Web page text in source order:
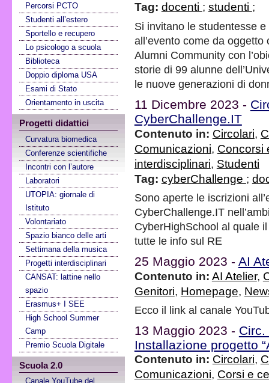
Percorsi PCTO
Studenti all’estero
Sportello e recupero
Lo psicologo a scuola
Biblioteca
Doppio diploma USA
Esami di Stato
Orientamento in uscita
Progetti didattici
Curvatura biomedica
Conferenze scientifiche
Incontri con l’autore
Laboratori
UTOPIA: giornale di
Istituto
Volontariato
Spazio bianco delle arti
Settimana della musica
Progetti interdisciplinari
CANSAT: lattine nello
spazio
Erasmus+ I SEE
High School Summer
Camp
Premio Scuola Digitale
Scuola 2.0
Canale YouTube del
Tag: docenti ; studenti ;
Si invitano le studentesse
all’evento come da
Alumni Community con
storie di 99 alunne
le nuove generazioni di
11 Dicembre 2023 -
CyberChallenge.IT
Contenuto in: Circolari,
Comunicazioni, Concorsi
interdisciplinari, Studenti
Tag: cyberChallenge ;
Sono aperte le iscrizioni
CyberChallenge.IT
CyberHighSchool al quale
tutte le info sul RE
25 Maggio 2023 - AI
Contenuto in: AI Atelier,
Genitori, Homepage,
Ecco il link al canale
13 Maggio 2023 - Circ.
Installazione progetto
Contenuto in: Circolari,
Comunicazioni, Corsi e